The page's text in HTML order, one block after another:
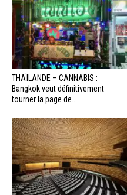
THAÏLANDE – CANNABIS :
Bangkok veut définitivement
tourner la page de...